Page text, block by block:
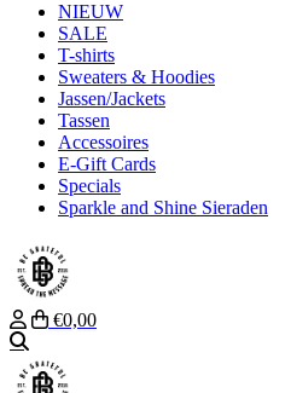
NIEUW
SALE
T-shirts
Sweaters & Hoodies
Jassen/Jackets
Tassen
Accessoires
E-Gift Cards
Specials
Sparkle and Shine Sieraden
€0,00